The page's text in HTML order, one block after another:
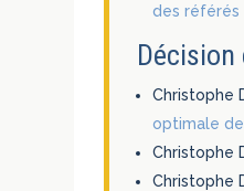
des référés
Décision
Christophe
optimale
Christophe
Christophe